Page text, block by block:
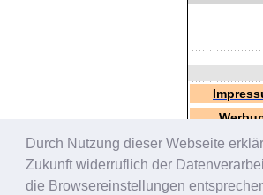
Durch Nutzung dieser Webseite
Zukunft widerruflich der
die Browsereinstellungen